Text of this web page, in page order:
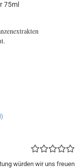
75ml
würden wir uns freuen